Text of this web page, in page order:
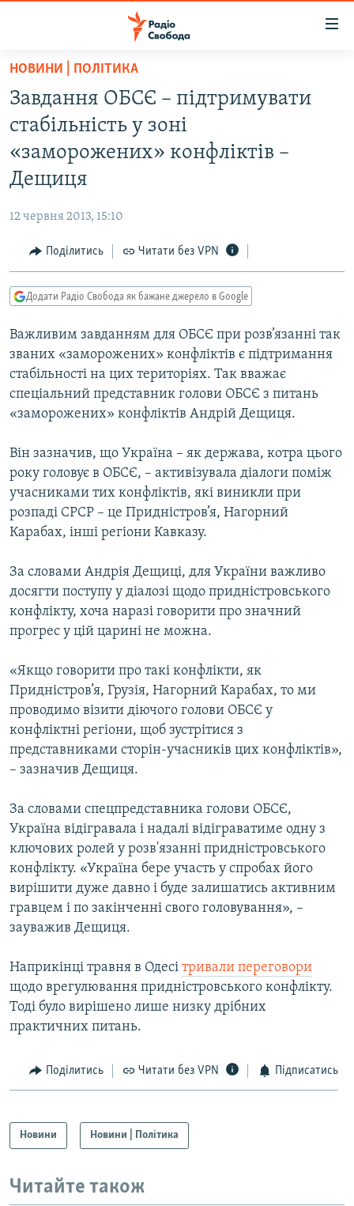
Перейти
основного
матеріалу
до
основної
Перейти
пошуку
ВСЕ ЗА ДОБУ
СУСПІЛЬСТВО
КУЛЬТУРА
СПОРТ
СВІТ
ВІЙНА
ДОНБАС.РЕАЛІЇ
КРИМ.РЕАЛІЇ
ТИ ЯК?
ПРИАЗОВ’Я
КИТАЙ.ВИКЛИКИ
МУЛЬТИМЕДІА
ФОТО
СПЕЦПРОЄКТИ
ПОДКАСТИ
КРИМ РЕАЛІЇ
УКР
КТАТ
Усі сайти RFE/RL
НОВИНИ | ПОЛІТИКА
Завдання ОБСЄ – підтримувати
стабільність у зоні
«заморожених» конфліктів –
Дещиця
12 червня 2013, 15:10
Поділитись Читати без VPN
Додати Радіо Свобода як бажане джерело в Google
Важливим завданням для ОБСЄ при розв’язанні так
званих «заморожених» конфліктів є підтримання
стабільності на цих територіях. Так вважає
спеціальний представник голови ОБСЄ з питань
«заморожених» конфліктів Андрій Дещиця.
Він зазначив, що Україна – як держава, котра цього
року головує в ОБСЄ, – активізувала діалоги поміж
учасниками тих конфліктів, які виникли при
розпаді СРСР – це Придністров’я, Нагорний
Карабах, інші регіони Кавказу.
За словами Андрія Дещиці, для України важливо
досягти поступу у діалозі щодо придністровського
конфлікту, хоча наразі говорити про значний
прогрес у цій царині не можна.
«Якщо говорити про такі конфлікти, як
Придністров’я, Грузія, Нагорний Карабах, то ми
проводимо візити діючого голови ОБСЄ у
конфліктні регіони, щоб зустрітися з
представниками сторін-учасників цих конфліктів»,
– зазначив Дещиця.
За словами спецпредставника голови ОБСЄ,
Україна відігравала і надалі відіграватиме одну з
ключових ролей у розв'язанні придністровського
конфлікту. «Україна бере участь у спробах його
вирішити дуже давно і буде залишатись активним
гравцем і по закінченні свого головування», –
зауважив Дещиця.
Наприкінці травня в Одесі тривали переговори
щодо врегулювання придністровського конфлікту.
Тоді було вирішено лише низку дрібних
практичних питань.
Поділитись Читати без VPN Підписатись
Новини Новини | Політика
Читайте також